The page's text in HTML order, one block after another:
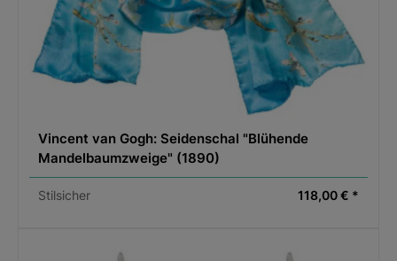
Vincent van Gogh: Seidenschal "Blühende
Mandelbaumzweige" (1890)
Stilsicher 118,00 € *